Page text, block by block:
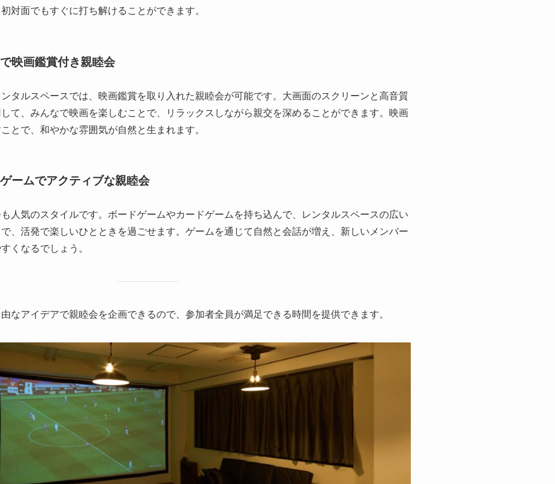
対面でもすぐに打ち解けることができます。
映画鑑賞付き親睦会
タルスペースでは、映画鑑賞を取り入れた親睦会が可能です。大画面のスクリーンと高音質
て、みんなで映画を楽しむことで、リラックスしながら親交を深めることができます。映画
とで、和やかな雰囲気が自然と生まれます。
ームでアクティブな親睦会
人気のスタイルです。ボードゲームやカードゲームを持ち込んで、レンタルスペースの広い
、活発で楽しいひとときを過ごせます。ゲームを通じて自然と会話が増え、新しいメンバー
くなるでしょう。
なアイデアで親睦会を企画できるので、参加者全員が満足できる時間を提供できます。